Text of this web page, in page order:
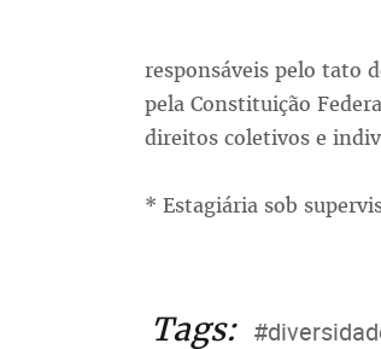
responsáveis pelo tato
pela Constituição
direitos coletivos e
* Estagiária sob
Tags: